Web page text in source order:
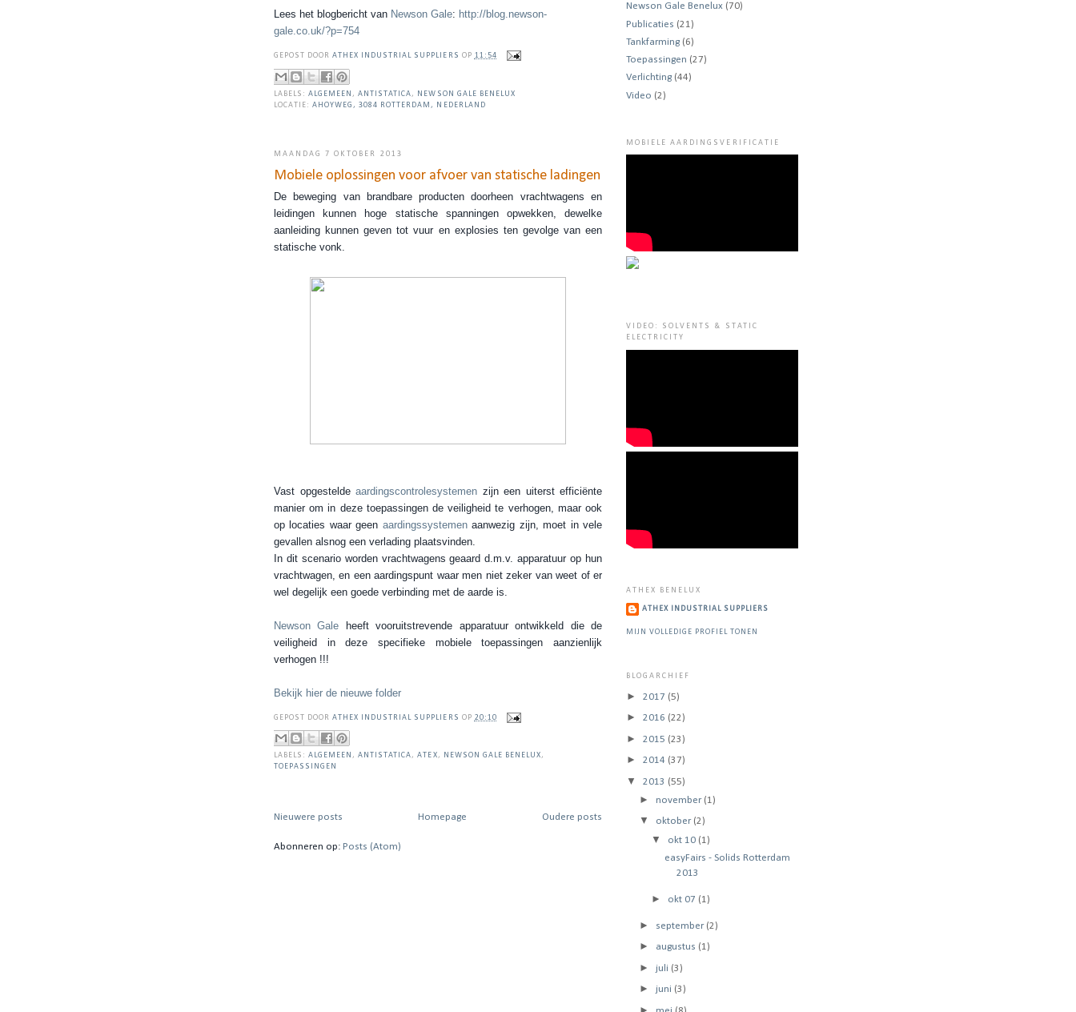
Lees het blogbericht van Newson Gale: http://blog.newson-
gale.co.uk/?p=754
GEPOST DOORATHEX INDUSTRIAL SUPPLIERS OP 11:54
LABELS:ALGEMEEN ,ANTISTATICA,
NEWSON GALE BENELUX
LOCATIE:AHOYWEG, 3084 ROTTERDAM, NEDERLAND
MAANDAG 7 OKTOBER 2013
Mobiele oplossingen voor afvoer van statische ladingen
De beweging van brandbare producten doorheen vrachtwagens en
leidingen kunnen hoge statische spanningen opwekken, dewelke
aanleiding kunnen geven tot vuur en explosies ten gevolge van een
statische vonk.
Vast opgestelde aardingscontrolesystemen zijn een uiterst efficiënte
manier om in deze toepassingen de veiligheid te verhogen, maar ook
op locaties waar geen aardingssystemenaanwezig zijn, moet in vele
gevallen alsnog een verlading plaatsvinden.
In dit scenario worden vrachtwagens geaard d.m.v. apparatuur op hun
vrachtwagen, en een aardingspunt waar men niet zeker van weet of er
wel degelijk een goede verbinding met de aarde is.
Newson Gale heeft vooruitstrevende apparatuur ontwikkeld die de
veiligheid in deze specifieke mobiele toepassingen aanzienlijk
verhogen !!!
Bekijk hier de nieuwe folder
GEPOST DOORATHEX INDUSTRIAL SUPPLIERS OP 20:10
LABELS:ALGEMEEN,ANTISTATICA,ATEX, NEWSON GALE BENELUX,
TOEPASSINGEN
Nieuwere posts Oudere posts
Homepage
Abonneren op: Posts (Atom)
Newson Gale Benelux (70)
Publicaties (21)
Tankfarming (6)
Toepassingen (27)
Verlichting (44)
Video (2)
MOBIELE AARDINGSVERIFICATIE
VIDEO: SOLVENTS & STATIC
ELECTRICITY
ATHEX BENELUX
ATHEX INDUSTRIAL SUPPLIERS
MIJN VOLLEDIGE PROFIEL TONEN
BLOGARCHIEF
► 2017 (5)
► 2016 (22)
► 2015 (23)
► 2014 (37)
▼ 2013 (55)
► november (1)
▼ oktober (2)
▼ okt 10 (1)
easyFairs - Solids Rotterdam
2013
► okt 07 (1)
► september (2)
► augustus (1)
► juli (3)
► juni (3)